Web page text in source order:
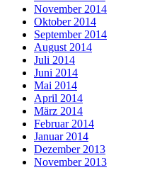
November 2014
Oktober 2014
September 2014
August 2014
Juli 2014
Juni 2014
Mai 2014
April 2014
März 2014
Februar 2014
Januar 2014
Dezember 2013
November 2013